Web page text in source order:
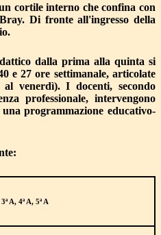
cortile interno che confina con
Di fronte all'ingresso della
dalla prima alla quinta si
e 27 ore settimanale, articolate
venerdì). I docenti, secondo
professionale, intervengono
programmazione educativo-
ª A, 4ª A, 5ª A